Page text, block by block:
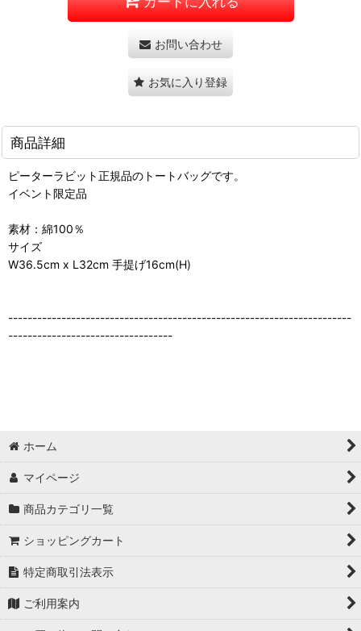
お問い合わせ
お気に入り登録
商品詳細
ピーターラビット正規品のトートバッグです。
イベント限定品
素材：綿100％
サイズ
W36.5cm x L32cm 手提げ16cm(H)
-----------------------------------------------------------------------
----------------------------------
ホーム
マイページ
商品カテゴリ一覧
ショッピングカート
特定商取引法表示
ご利用案内